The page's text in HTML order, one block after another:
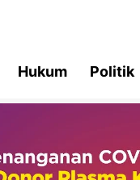
Hukum Politik